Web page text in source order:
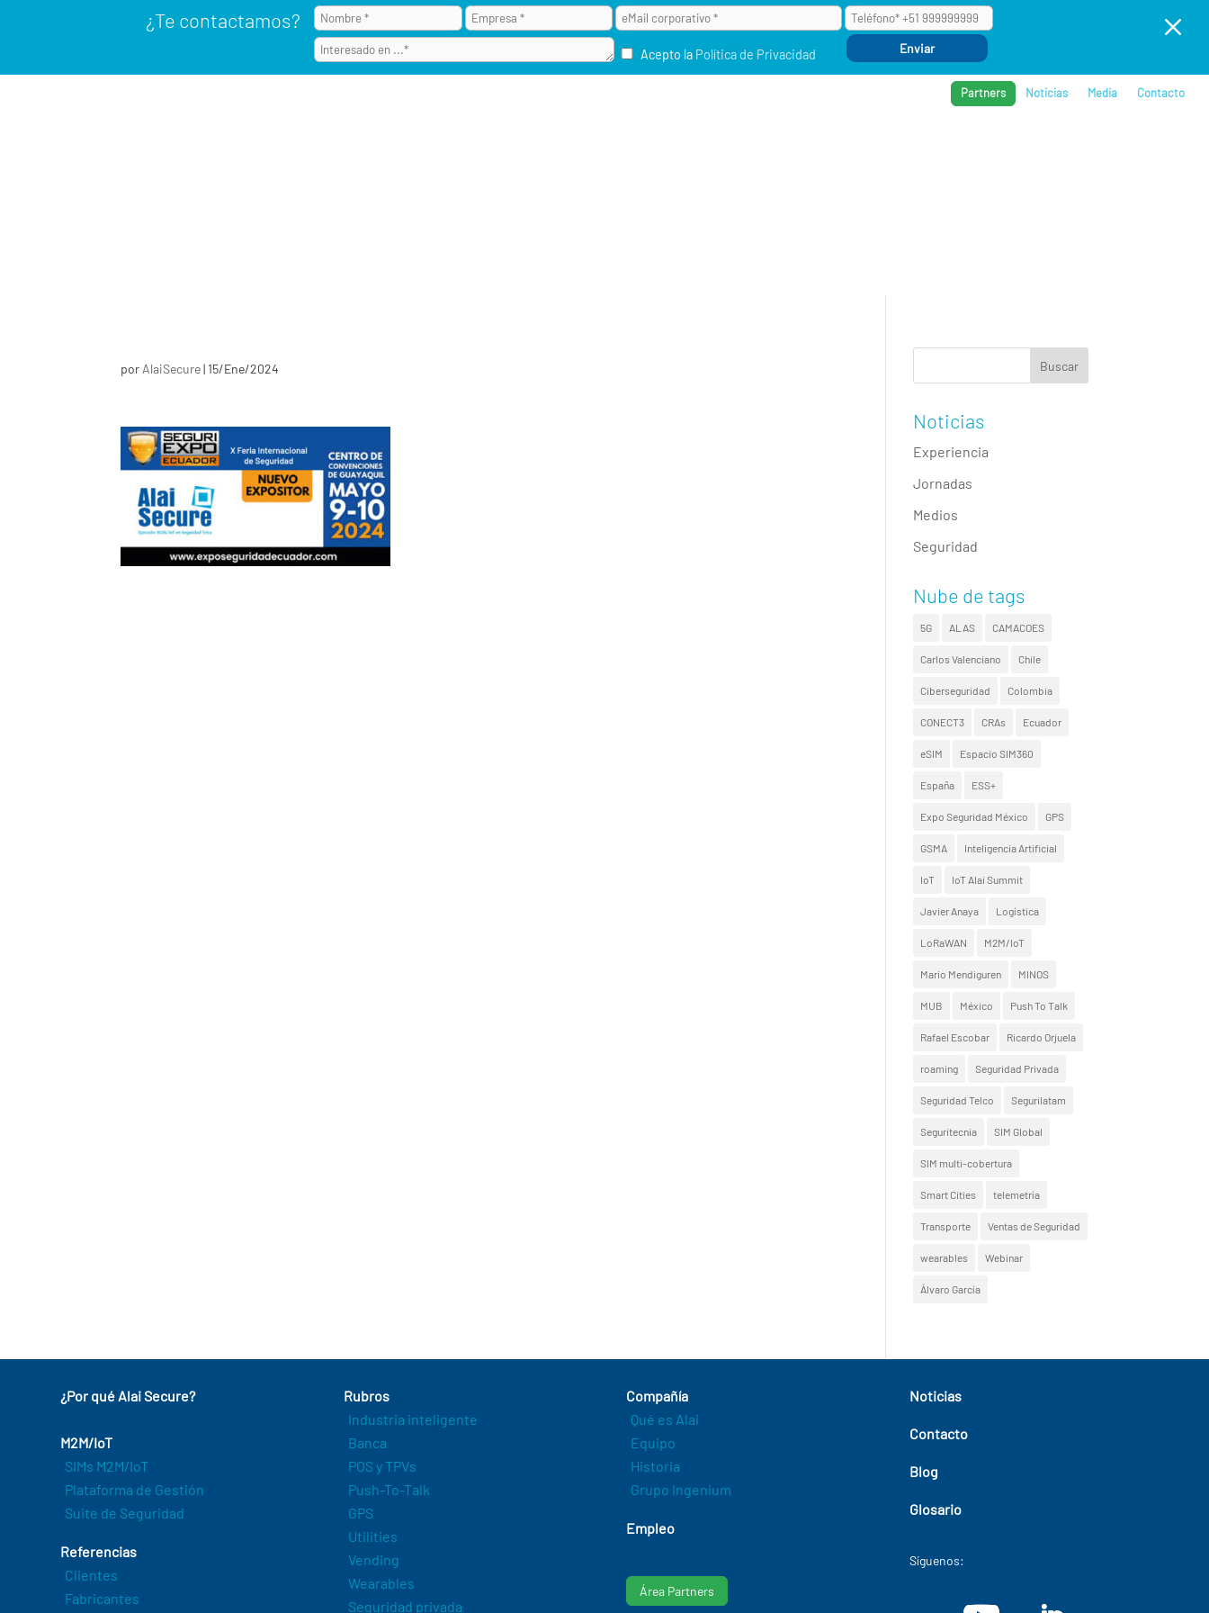
¿Te contactamos?
Acepto la Política de Privacidad
M
Partners Noticias Media Contacto
por AlaiSecure| 15/Ene/2024
Noticias
Experiencia
Jornadas
Medios
Seguridad
Nube de tags
5G ALAS CAMACOES
Carlos Valenciano Chile
Ciberseguridad Colombia
CONECT3 CRAs Ecuador
eSIM Espacio SIM360
España ESS+
Expo Seguridad México GPS
GSMA Inteligencia Artificial
IoT IoT Alai Summit
Javier Anaya Logística
LoRaWAN M2M/IoT
Mario Mendiguren MINOS
MUB México Push To Talk
Rafael Escobar Ricardo Orjuela
roaming Seguridad Privada
Seguridad Telco Segurilatam
Seguritecnia SIM Global
SIM multi-cobertura
Smart Cities telemetría
Transporte Ventas de Seguridad
wearables Webinar
Álvaro García
¿Por qué Alai Secure?
M2M/IoT
SIMs M2M/IoT
Plataforma de Gestión
Suite de Seguridad
Referencias
Clientes
Fabricantes
Rubros
Industria inteligente
Banca
POS y TPVs
Push-To-Talk
GPS
Utilities
Vending
Wearables
Seguridad privada
Compañía
Qué es Alai
Equipo
Historia
Grupo Ingenium
Empleo
Área Partners
Noticias
Contacto
Blog
Glosario
Síguenos: